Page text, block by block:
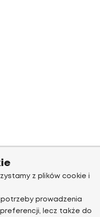
z plików cookie i
potrzeby prowadzenia
lecz także do